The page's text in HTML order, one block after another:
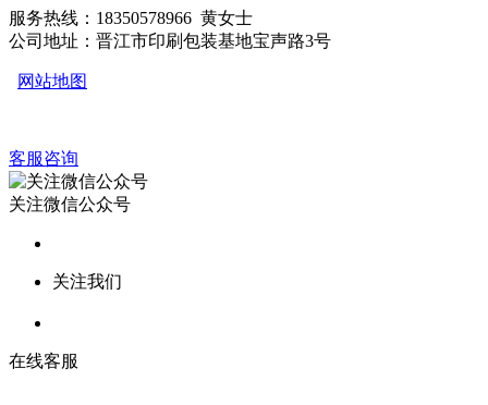
服务热线：18350578966 黄女士
公司地址：晋江市印刷包装基地宝声路3号
网站地图
客服咨询
关注微信公众号
关注我们
在线客服